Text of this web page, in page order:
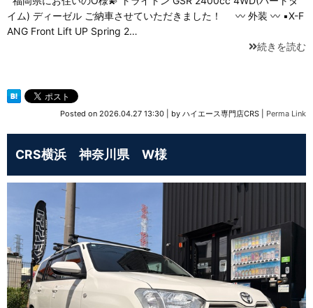
イム) ディーゼル ご納車させていただきました！ 〰 外装 〰 ▪X-F
ANG Front Lift UP Spring 2…
続きを読む
Posted on 2026.04.27 13:30 by ハイエース専門店CRS Perma Link
CRS横浜 神奈川県 W様